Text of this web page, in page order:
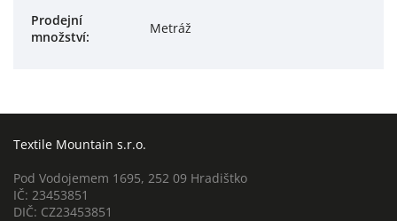
Prodejní
množství:
Metráž
Textile Mountain s.r.o.
Pod Vodojemem 1695, 252 09 Hradištko
IČ: 23453851
DIČ: CZ23453851